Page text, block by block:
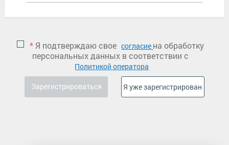
* Я подтверждаю свое согласие на обработку
персональных данных в соответствии с
Политикой оператора